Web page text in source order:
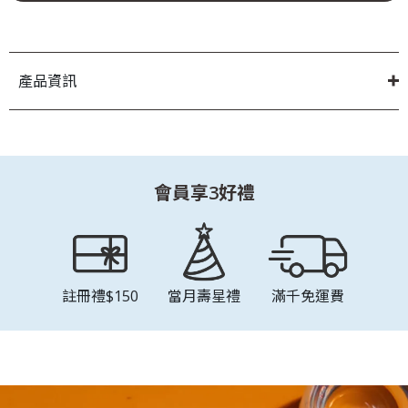
產品資訊
會員享3好禮
註冊禮$150 當月壽星禮 滿千免運費